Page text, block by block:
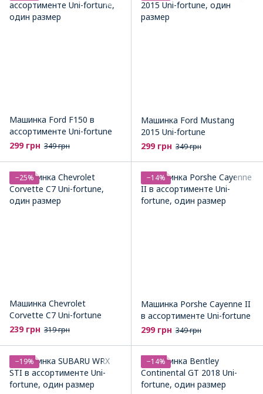
Машинка Ford F150 в
ассортименте Uni-fortune
299 грн 349 грн
Машинка Ford Mustang
2015 Uni-fortune
299 грн 349 грн
−25%
Машинка Chevrolet
Corvette C7 Uni-fortune
239 грн 319 грн
−14%
Машинка Porshe Cayenne II
в ассортименте Uni-fortune
299 грн 349 грн
−19% −14%